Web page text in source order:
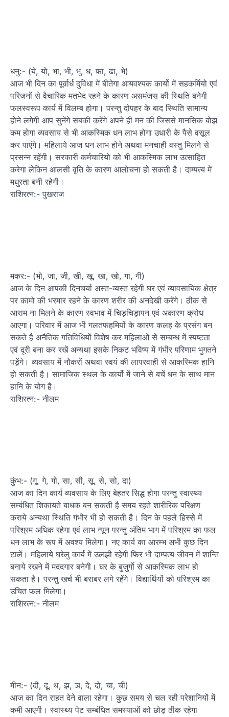
धनु:- (ये, यो, भा, भी, भू, ध, फा, ढा, भे)
आज भी दिन का पूर्वार्ध दुविधा में बीतेगा आयवश्यक कार्यो में सहकर्मियो एवं
परिजनों से वैचारिक मतभेद रहने के कारण असमंजस की स्थिति बनेगी
फलस्वरूप कार्य में विलम्ब होगा। परन्तु दोपहर के बाद स्थिति सामान्य
होने लगेगी आप सुनेंगे सबकी करेंगे अपने ही मन की जिससे मानसिक बोझ
कम होगा व्यवसाय से भी आकस्मिक धन लाभ होगा उधारी के पैसे वसूल
कर पाएंगे। महिलाये आज धन लाभ होने अथवा मनचाही वस्तु मिलने से
प्रसन्न रहेंगी। सरकारी कर्मचारियो को भी आकस्मिक लाभ उत्साहित
करेगा लेकिन आलसी वृति के कारण आलोचना हो सकती है। दाम्पत्य में
मधुरता बनी रहेगी।
राशिरत्न:- पुखराज
मकर:- (भो, जा, जी, खी, खू, खा, खो, गा, गी)
आज के दिन आपकी दिनचर्या अस्त-व्यस्त रहेगी घर एवं व्यावसायिक क्षेत्र
पर कामो की भरमार रहने के कारण शरीर की अनदेखी करेंगे। ठीक से
आराम ना मिलने के कारण स्वभाव में चिड़चिड़ापन एवं अकारण क्रोध
आएगा। परिवार में आज भी गलतफहमियों के कारण कलह के प्रसंग बन
सकते है अनैतिक गतिविधियों विशेष कर महिलाओं से सम्बन्ध में स्पष्टता
एवं दूरी बना कर रखें अन्यथा इसके निकट भविष्य में गंभीर परिणाम भुगतने
पड़ेंगे। व्यवसाय में नौकरों अथवा स्वयं की लापरवाही से आकस्मिक हानि
हो सकती है। सामाजिक स्थल के कार्यो में जाने से बचें धन के साथ मान
हानि के योग है।
राशिरत्न:- नीलम
कुंभ:- (गू, गे, गो, सा, सी, सू, से, सो, दा)
आज का दिन कार्य व्यवसाय के लिए बेहतर सिद्ध होगा परन्तु स्वास्थ्य
सम्बंधित शिकायते बाधक बन सकती है समय रहते शारीरिक परिक्षण
कराये अन्यथा स्थिति गंभीर भी हो सकती है। दिन के पहले हिस्से में
परिश्रम अधिक रहेगा एवं लाभ न्यून परन्तु अंतिम भाग में परिश्रम का फल
धन लाभ के रूप में अवश्य मिलेगा। नए कार्य का आरम्भ अभी कुछ दिन
टालें। महिलाये घरेलु कार्य में उलझी रहेगी फिर भी दाम्पत्य जीवन में शान्ति
बनाये रखने में मददगार बनेगी। घर के बुजुर्गो से आकस्मिक लाभ हो
सकता है। परन्तु खर्च भी बराबर लगे रहेंगे। विद्यार्थियों को परिश्रम का
उचित फल मिलेगा।
राशिरत्न:- नीलम
मीन:- (दी, दू, थ, झ, ञ, दे, दो, चा, ची)
आज का दिन राहत देने वाला रहेगा। कुछ समय से चल रही परेशानियों में
कमी आएगी। स्वास्थ्य पेट सम्बंधित समस्याओं को छोड़ ठीक रहेगा